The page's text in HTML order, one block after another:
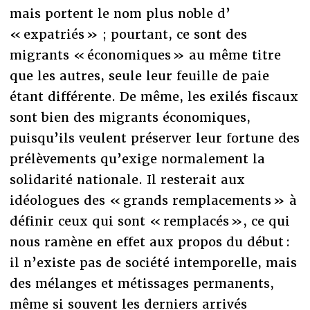
mais portent le nom plus noble d’
« expatriés » ; pourtant, ce sont des
migrants « économiques » au même titre
que les autres, seule leur feuille de paie
étant différente. De même, les exilés fiscaux
sont bien des migrants économiques,
puisqu’ils veulent préserver leur fortune des
prélèvements qu’exige normalement la
solidarité nationale. Il resterait aux
idéologues des « grands remplacements » à
définir ceux qui sont « remplacés », ce qui
nous ramène en effet aux propos du début :
il n’existe pas de société intemporelle, mais
des mélanges et métissages permanents,
même si souvent les derniers arrivés